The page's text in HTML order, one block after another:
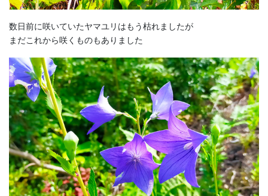
数日前に咲いていたヤマユリはもう枯れましたが
まだこれから咲くものもありました